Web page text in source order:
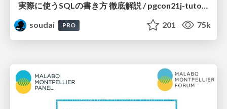
実際に使うSQLの書き方 徹底解説 / pgcon21j-tutorial
soudai
PRO 201 75k